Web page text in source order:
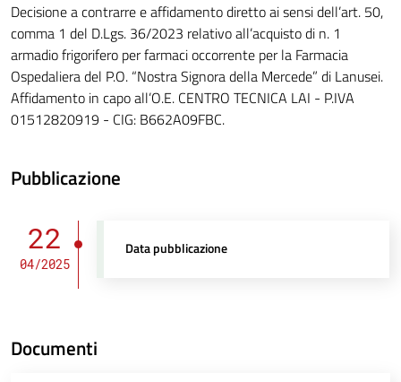
Decisione a contrarre e affidamento diretto ai sensi dell’art. 50,
comma 1 del D.Lgs. 36/2023 relativo all’acquisto di n. 1
armadio frigorifero per farmaci occorrente per la Farmacia
Ospedaliera del P.O. “Nostra Signora della Mercede” di Lanusei.
Affidamento in capo all’O.E. CENTRO TECNICA LAI - P.IVA
01512820919 - CIG: B662A09FBC.
Pubblicazione
22
04/2025
Data pubblicazione
Documenti